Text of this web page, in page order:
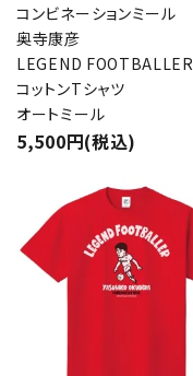
コンビネーションミール
奥寺康彦
LEGEND FOOTBALLER
コットンTシャツ
オートミール
5,500円(税込)